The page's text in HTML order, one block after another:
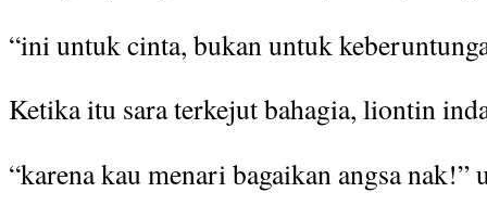
“ini untuk cinta, bukan untuk
Ketika itu sara terkejut bahagia, liontin
“karena kau menari bagaikan angsa nak!”